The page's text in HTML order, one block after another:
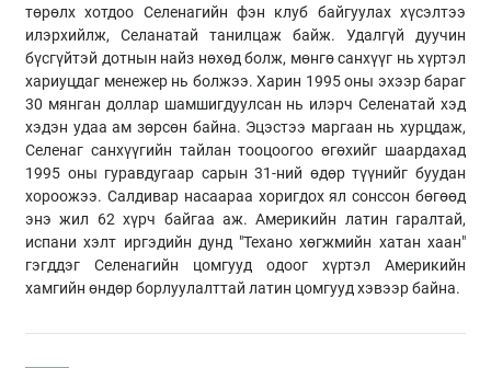
төрөлх хотдоо Селенагийн фэн клуб байгуулах хүсэлтээ
илэрхийлж, Селанатай танилцаж байж. Удалгүй дуучин
бүсгүйтэй дотнын найз нөхөд болж, мөнгө санхүүг нь хүртэл
хариуцдаг менежер нь болжээ. Харин 1995 оны эхээр бараг
30 мянган доллар шамшигдуулсан нь илэрч Селенатай хэд
хэдэн удаа ам зөрсөн байна. Эцэстээ маргаан нь хурцдаж,
Селенаг санхүүгийн тайлан тооцоогоо өгөхийг шаардахад
1995 оны гуравдугаар сарын 31-ний өдөр түүнийг буудан
хороожээ. Салдивар насаараа хоригдох ял сонссон бөгөөд
энэ жил 62 хүрч байгаа аж. Америкийн латин гаралтай,
испани хэлт иргэдийн дунд "Техано хөгжмийн хатан хаан"
гэгддэг Селенагийн цомгууд одоог хүртэл Америкийн
хамгийн өндөр борлуулалттай латин цомгууд хэвээр байна.